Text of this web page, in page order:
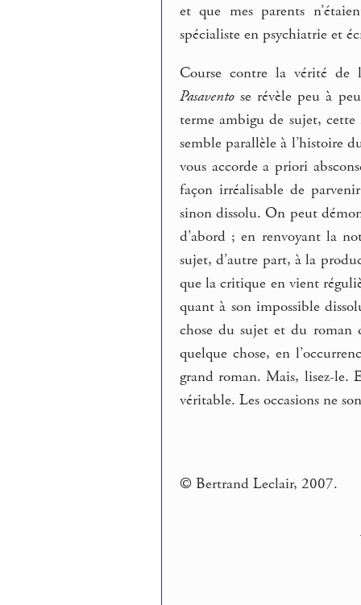
et que mes parents
spécialiste en psychiatrie et
Course contre la vérité
Pasavento se révèle peu à
terme ambigu de sujet,
semble parallèle à l’histoire
vous accorde a priori
façon irréalisable de
sinon dissolu. On peut
d’abord ; en renvoyant la
sujet, d’autre part, à la
que la critique en vient
quant à son impossible
chose du sujet et du roman
quelque chose, en
grand roman. Mais, lisez-le.
véritable. Les occasions ne
© Bertrand Leclair, 2007.